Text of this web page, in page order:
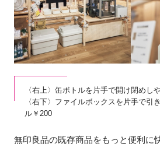
〈右上〉缶ボトルを片手で開け閉めし
〈右下〉ファイルボックスを片手で引
ル￥200
無印良品の既存商品をもっと便利に